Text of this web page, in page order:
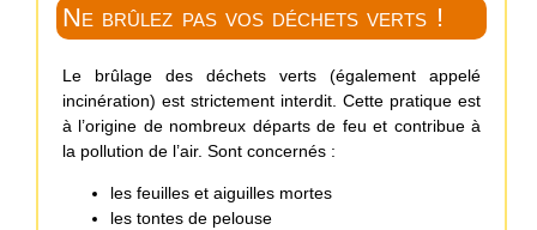
Ne brûlez pas vos déchets verts !
Le brûlage des déchets verts (également appelé
incinération) est strictement interdit. Cette pratique est
à l’origine de nombreux départs de feu et contribue à
la pollution de l’air. Sont concernés :
les feuilles et aiguilles mortes
les tontes de pelouse